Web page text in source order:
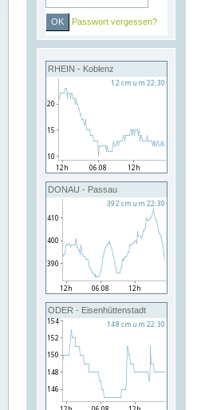
Passwort vergessen?
RHEIN - Koblenz
DONAU - Passau
ODER - Eisenhüttenstadt